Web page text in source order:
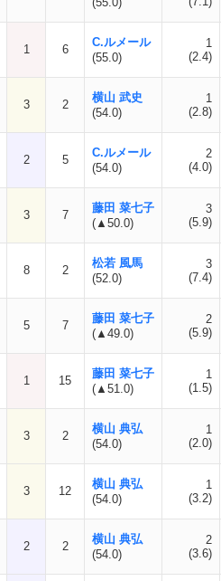
1 6
C.ルメール
(55.0)
1
(2.4)
3 2
横山 武史
(54.0)
1
(2.8)
2 5
C.ルメール
(54.0)
2
(4.0)
3 7
藤田 菜七子
(▲50.0)
3
(5.9)
8 2
松若 風馬
(52.0)
3
(7.4)
5 7
藤田 菜七子
(▲49.0)
2
(5.9)
1 15
藤田 菜七子
(▲51.0)
1
(1.5)
3 2
横山 典弘
(54.0)
1
(2.0)
3 12
横山 典弘
(54.0)
1
(3.2)
2 2
横山 典弘
(54.0)
2
(3.6)